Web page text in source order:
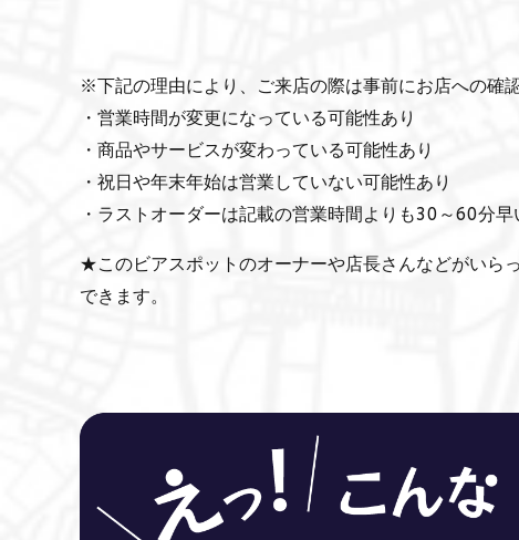
※下記の理由により、ご来店の際は事前にお店への確
・営業時間が変更になっている可能性あり
・商品やサービスが変わっている可能性あり
・祝日や年末年始は営業していない可能性あり
・ラストオーダーは記載の営業時間よりも30～60分早
★このビアスポットのオーナーや店長さんなどがいら
できます。